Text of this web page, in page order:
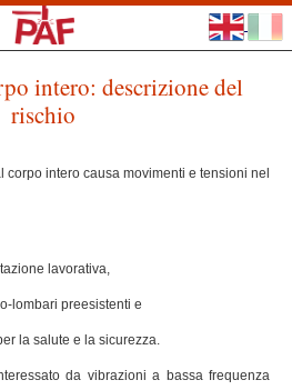
intero: descrizione del
rischio
intero causa movimenti e tensioni nel
lavorativa,
lombari preesistenti e
la salute e la sicurezza.
da vibrazioni a bassa frequenza